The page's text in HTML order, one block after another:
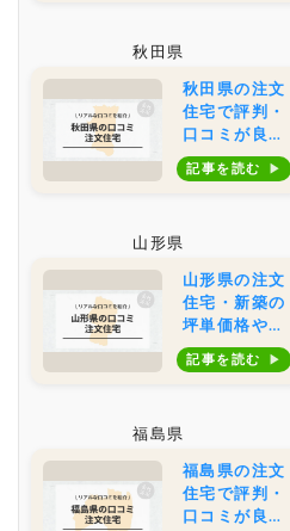
相場もご紹介
秋田県
秋田県の注文
住宅で評判・
口コミが良い
おすすめの建
築会社・工務
相場もご紹介
記事を読む
山形県
山形県の注文
住宅・新築の
坪単価格や土
地購入の相場
とおすすめの
記事を読む
福島県
福島県の注文
住宅で評判・
口コミが良い